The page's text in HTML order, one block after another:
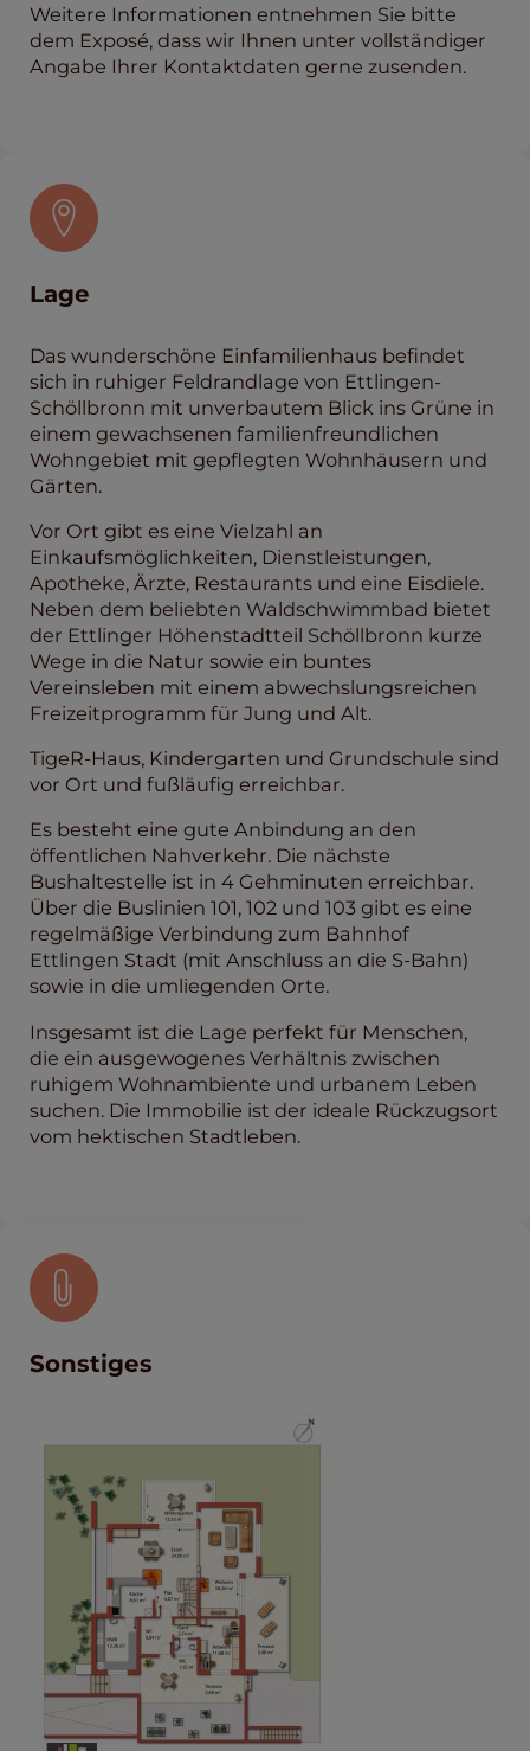
Weitere Informationen entnehmen Sie bitte
dem Exposé, dass wir Ihnen unter vollständiger
Angabe Ihrer Kontaktdaten gerne zusenden.
Lage
Das wunderschöne Einfamilienhaus befindet
sich in ruhiger Feldrandlage von Ettlingen-
Schöllbronn mit unverbautem Blick ins Grüne in
einem gewachsenen familienfreundlichen
Wohngebiet mit gepflegten Wohnhäusern und
Gärten.
Vor Ort gibt es eine Vielzahl an
Einkaufsmöglichkeiten, Dienstleistungen,
Apotheke, Ärzte, Restaurants und eine Eisdiele.
Neben dem beliebten Waldschwimmbad bietet
der Ettlinger Höhenstadtteil Schöllbronn kurze
Wege in die Natur sowie ein buntes
Vereinsleben mit einem abwechslungsreichen
Freizeitprogramm für Jung und Alt.
TigeR-Haus, Kindergarten und Grundschule sind
vor Ort und fußläufig erreichbar.
Es besteht eine gute Anbindung an den
öffentlichen Nahverkehr. Die nächste
Bushaltestelle ist in 4 Gehminuten erreichbar.
Über die Buslinien 101, 102 und 103 gibt es eine
regelmäßige Verbindung zum Bahnhof
Ettlingen Stadt (mit Anschluss an die S-Bahn)
sowie in die umliegenden Orte.
Insgesamt ist die Lage perfekt für Menschen,
die ein ausgewogenes Verhältnis zwischen
ruhigem Wohnambiente und urbanem Leben
suchen. Die Immobilie ist der ideale Rückzugsort
vom hektischen Stadtleben.
Sonstiges